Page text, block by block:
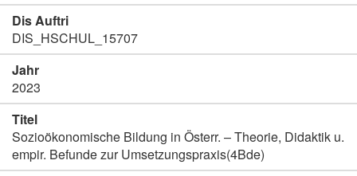
Dis Auftri
DIS_HSCHUL_15707
Jahr
2023
Titel
Sozioökonomische Bildung in Österr. – Theorie, Didaktik u.
empir. Befunde zur Umsetzungspraxis(4Bde)